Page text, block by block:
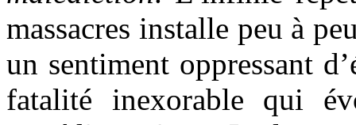
massacres installe peu à
un sentiment oppressant
fatalité inexorable qui